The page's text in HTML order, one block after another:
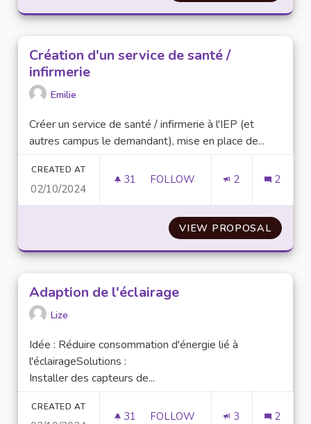
Création d'un service de santé /
infirmerie
Emilie
Créer un service de santé / infirmerie à l'IEP (et
autres campus le demandant), mise en place de...
CREATED AT
02/10/2024
31 31 FOLLOWERS
FOLLOW 2 2
VIEW PROPOSAL
Adaption de l'éclairage
Lize
Idée : Réduire consommation d'énergie lié à
l'éclairageSolutions :
Installer des capteurs de...
CREATED AT
31 31 FOLLOWERS
FOLLOW 3 2